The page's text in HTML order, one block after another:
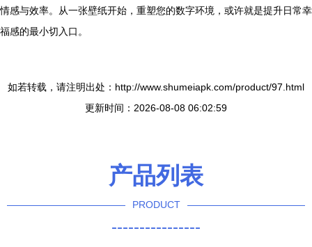
情感与效率。从一张壁纸开始，重塑您的数字环境，或许就是提升日常幸
福感的最小切入口。
如若转载，请注明出处：http://www.shumeiapk.com/product/97.html
更新时间：2026-08-08 06:02:59
产品列表
PRODUCT
----------------